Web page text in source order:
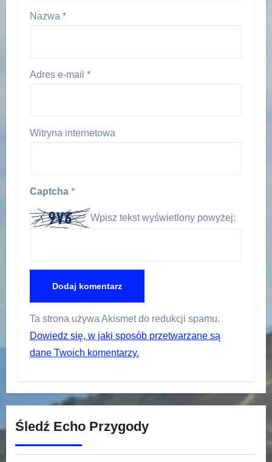
Nazwa *
Adres e-mail *
Witryna internetowa
Captcha *
Wpisz tekst wyświetlony powyżej:
Ta strona używa Akismet do redukcji spamu.
Dowiedz się, w jaki sposób przetwarzane są
dane Twoich komentarzy.
Śledź Echo Przygody